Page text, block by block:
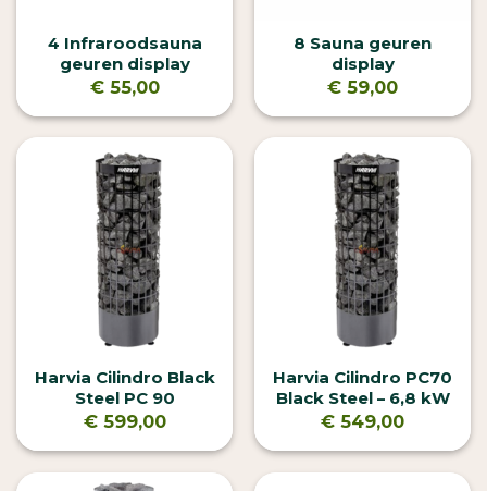
4 Infraroodsauna
geuren display
€55,00
8 Sauna geuren
display
€ 59,00
Harvia Cilindro Black
Steel PC 90
€599,00
Harvia Cilindro PC70
Black Steel – 6,8 kW
€ 549,00